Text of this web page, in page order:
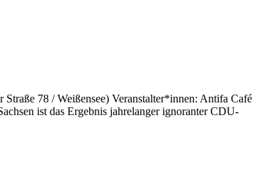
78 / Weißensee) Veranstalter*innen: Antifa Café
ist das Ergebnis jahrelanger ignoranter CDU-